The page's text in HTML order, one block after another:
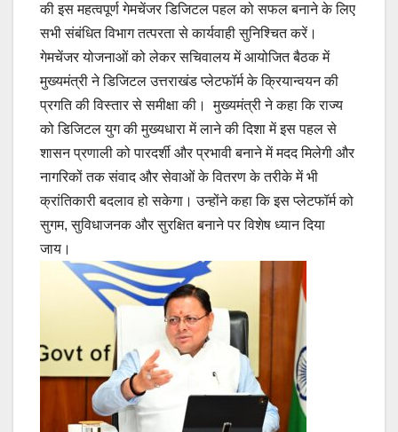
की इस महत्वपूर्ण गेमचेंजर डिजिटल पहल को सफल बनाने के लिए
सभी संबंधित विभाग तत्परता से कार्यवाही सुनिश्चित करें।
गेमचेंजर योजनाओं को लेकर सचिवालय में आयोजित बैठक में
मुख्यमंत्री ने डिजिटल उत्तराखंड प्लेटफॉर्म के क्रियान्वयन की
प्रगति की विस्तार से समीक्षा की। मुख्यमंत्री ने कहा कि राज्य
को डिजिटल युग की मुख्यधारा में लाने की दिशा में इस पहल से
शासन प्रणाली को पारदर्शी और प्रभावी बनाने में मदद मिलेगी और
नागरिकों तक संवाद और सेवाओं के वितरण के तरीके में भी
क्रांतिकारी बदलाव हो सकेगा। उन्होंने कहा कि इस प्लेटफॉर्म को
सुगम, सुविधाजनक और सुरक्षित बनाने पर विशेष ध्यान दिया
जाय।